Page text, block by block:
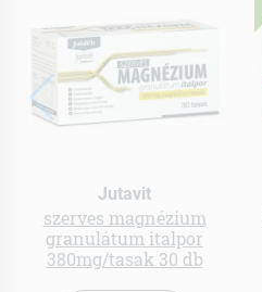
Jutavit
szerves magnézium
granulátum italpor
380mg/tasak 30 db